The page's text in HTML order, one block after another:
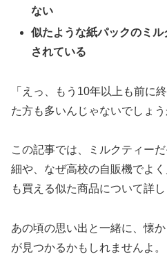
ない
似たような紙パックのミ
されている
「えっ、もう10年以上も前に
た方も多いんじゃないでしょう
この記事では、ミルクティー
細や、なぜ高校の自販機でよ
も買える似た商品について詳
あの頃の思い出と一緒に、懐
が見つかるかもしれませんよ。